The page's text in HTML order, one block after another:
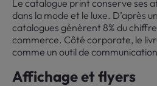
Le catalogue print conserve ses
dans la mode et le luxe. D’après
catalogues génèrent 8% du
commerce. Côté corporate, le
comme un outil de
Affichage et flyers